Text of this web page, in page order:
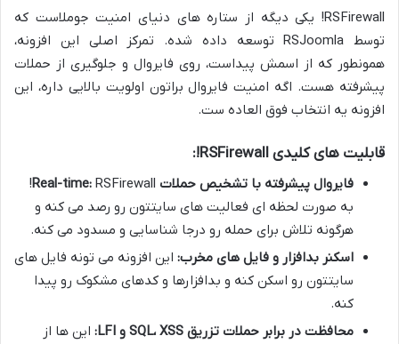
RSFirewall! یکی دیگه از ستاره های دنیای امنیت جوملاست که
توسط RSJoomla توسعه داده شده. تمرکز اصلی این افزونه،
همونطور که از اسمش پیداست، روی فایروال و جلوگیری از حملات
پیشرفته هست. اگه امنیت فایروال براتون اولویت بالایی داره، این
افزونه یه انتخاب فوق العاده ست.
قابلیت های کلیدی RSFirewall!:
فایروال پیشرفته با تشخیص حملات Real-time:
RSFirewall!
به صورت لحظه ای فعالیت های سایتتون رو رصد می کنه و
هرگونه تلاش برای حمله رو درجا شناسایی و مسدود می کنه.
اسکنر بدافزار و فایل های مخرب: این افزونه می تونه فایل های
سایتتون رو اسکن کنه و بدافزارها و کدهای مشکوک رو پیدا
کنه.
محافظت در برابر حملات تزریق SQL، XSS و LFI:
این ها از